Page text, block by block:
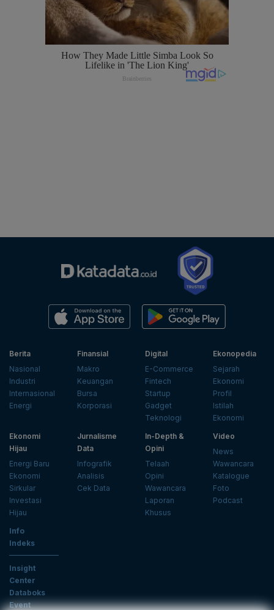
Berita
Nasional
Industri
Internasional
Energi
Finansial
Makro
Keuangan
Bursa
Korporasi
Digital
E-Commerce
Fintech
Startup
Gadget
Teknologi
Ekonopedia
Sejarah
Ekonomi
Profil
Istilah
Ekonomi
Ekonomi
Hijau
Energi Baru
Ekonomi
Sirkular
Investasi
Hijau
Jurnalisme
Data
Infografik
Analisis
Cek Data
In-Depth &
Opini
Telaah
Opini
Wawancara
Laporan
Khusus
Video
News
Wawancara
Katalogue
Foto
Podcast
Info
Indeks
Insight
Center
Databoks
Event